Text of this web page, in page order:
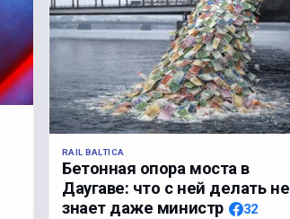
RAIL BALTICA
Бетонная опора моста в
Даугаве: что с ней делать не
знает даже министр
32